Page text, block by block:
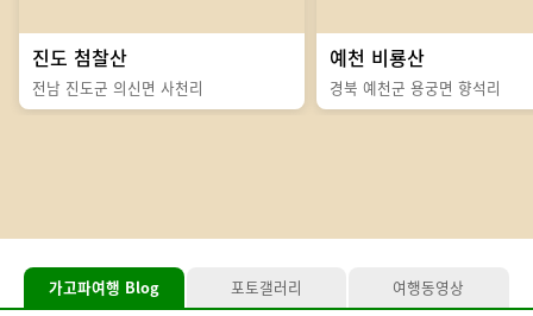
진도 첨찰산
전남 진도군 의신면 사천리
예천 비룡산
경북 예천군 용궁면 향석리
가고파여행 Blog 포토갤러리 여행동영상